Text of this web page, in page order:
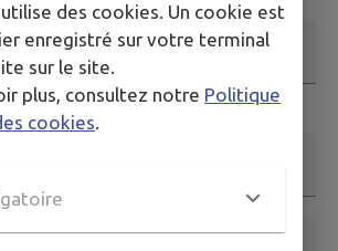
*
Exemple: nom@exemple.org.
des cookies. Un cookie est
enregistré sur votre terminal
sur le site.
plus, consultez notre Politique
cookies.